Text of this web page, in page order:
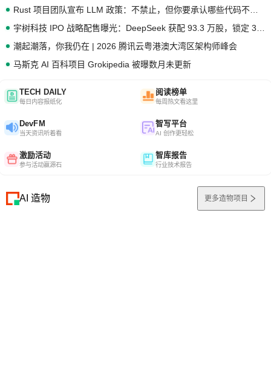
潮起潮落，你我仍在 | 2026 腾讯云粤港澳大湾区架构师峰会
马斯克 AI 百科项目 Grokipedia 被曝数月未更新
TECH DAILY
每日内容报纸化
阅读榜单
每周热文看这里
DevFM
当天资讯听着看
智写平台
AI 创作更轻松
激励活动
参与活动赢源石
智库报告
行业技术报告
AI 造物 更多造物项目